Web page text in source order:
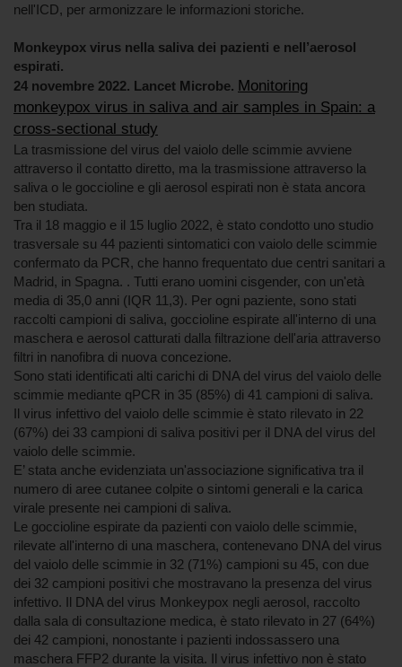
nell'ICD, per armonizzare le informazioni storiche.
Monkeypox virus nella saliva dei pazienti e nell’aerosol
espirati.
24 novembre 2022. Lancet Microbe. Monitoring
monkeypox virus in saliva and air samples in Spain: a
cross-sectional study
La trasmissione del virus del vaiolo delle scimmie avviene
attraverso il contatto diretto, ma la trasmissione attraverso la
saliva o le goccioline e gli aerosol espirati non è stata ancora
ben studiata.
Tra il 18 maggio e il 15 luglio 2022, è stato condotto uno studio
trasversale su 44 pazienti sintomatici con vaiolo delle scimmie
confermato da PCR, che hanno frequentato due centri sanitari a
Madrid, in Spagna. . Tutti erano uomini cisgender, con un'età
media di 35,0 anni (IQR 11,3). Per ogni paziente, sono stati
raccolti campioni di saliva, goccioline espirate all'interno di una
maschera e aerosol catturati dalla filtrazione dell'aria attraverso
filtri in nanofibra di nuova concezione.
Sono stati identificati alti carichi di DNA del virus del vaiolo delle
scimmie mediante qPCR in 35 (85%) di 41 campioni di saliva.
Il virus infettivo del vaiolo delle scimmie è stato rilevato in 22
(67%) dei 33 campioni di saliva positivi per il DNA del virus del
vaiolo delle scimmie.
E’ stata anche evidenziata un'associazione significativa tra il
numero di aree cutanee colpite o sintomi generali e la carica
virale presente nei campioni di saliva.
Le goccioline espirate da pazienti con vaiolo delle scimmie,
rilevate all'interno di una maschera, contenevano DNA del virus
del vaiolo delle scimmie in 32 (71%) campioni su 45, con due
dei 32 campioni positivi che mostravano la presenza del virus
infettivo. Il DNA del virus Monkeypox negli aerosol, raccolto
dalla sala di consultazione medica, è stato rilevato in 27 (64%)
dei 42 campioni, nonostante i pazienti indossassero una
maschera FFP2 durante la visita. Il virus infettivo non è stato